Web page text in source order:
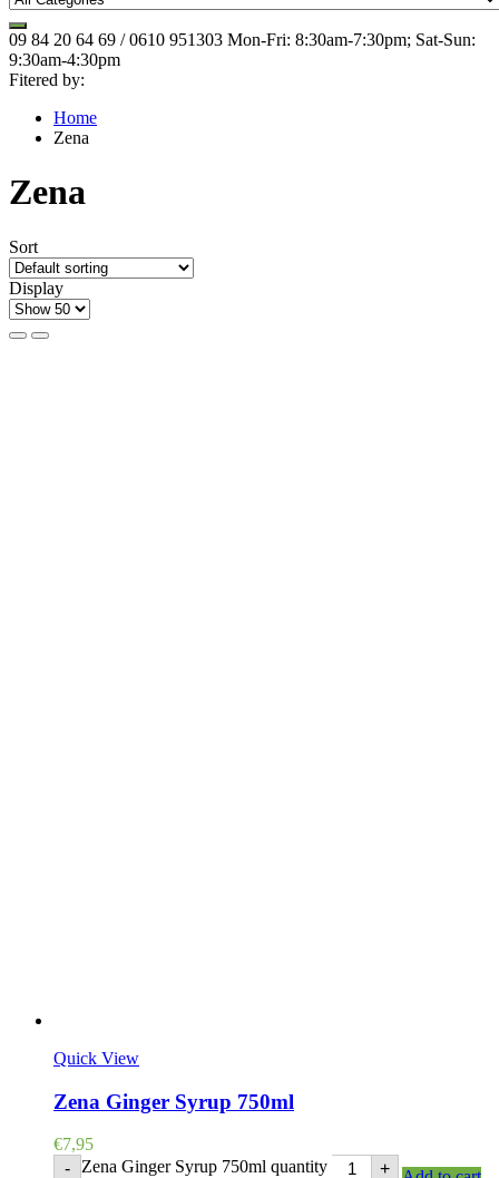
09 84 20 64 69 / 0610 951303 Mon-Fri: 8:30am-7:30pm; Sat-Sun:
9:30am-4:30pm
Fitered by:
Home
Zena
Zena
Sort
Display
Quick View
Zena Ginger Syrup 750ml
€7,95
- Zena Ginger Syrup 750ml quantity +